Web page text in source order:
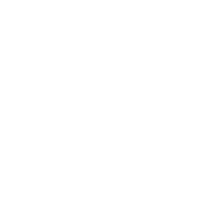
are used to help us analyze how the website is used and to offer